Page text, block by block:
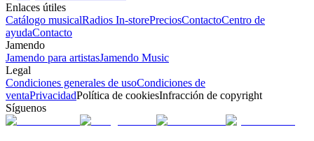
Enlaces útiles
Catálogo musicalRadios In-storePreciosContactoCentro de
ayudaContacto
Jamendo
Jamendo para artistasJamendo Music
Legal
Condiciones generales de usoCondiciones de
ventaPrivacidadPolítica de cookiesInfracción de copyright
Síguenos